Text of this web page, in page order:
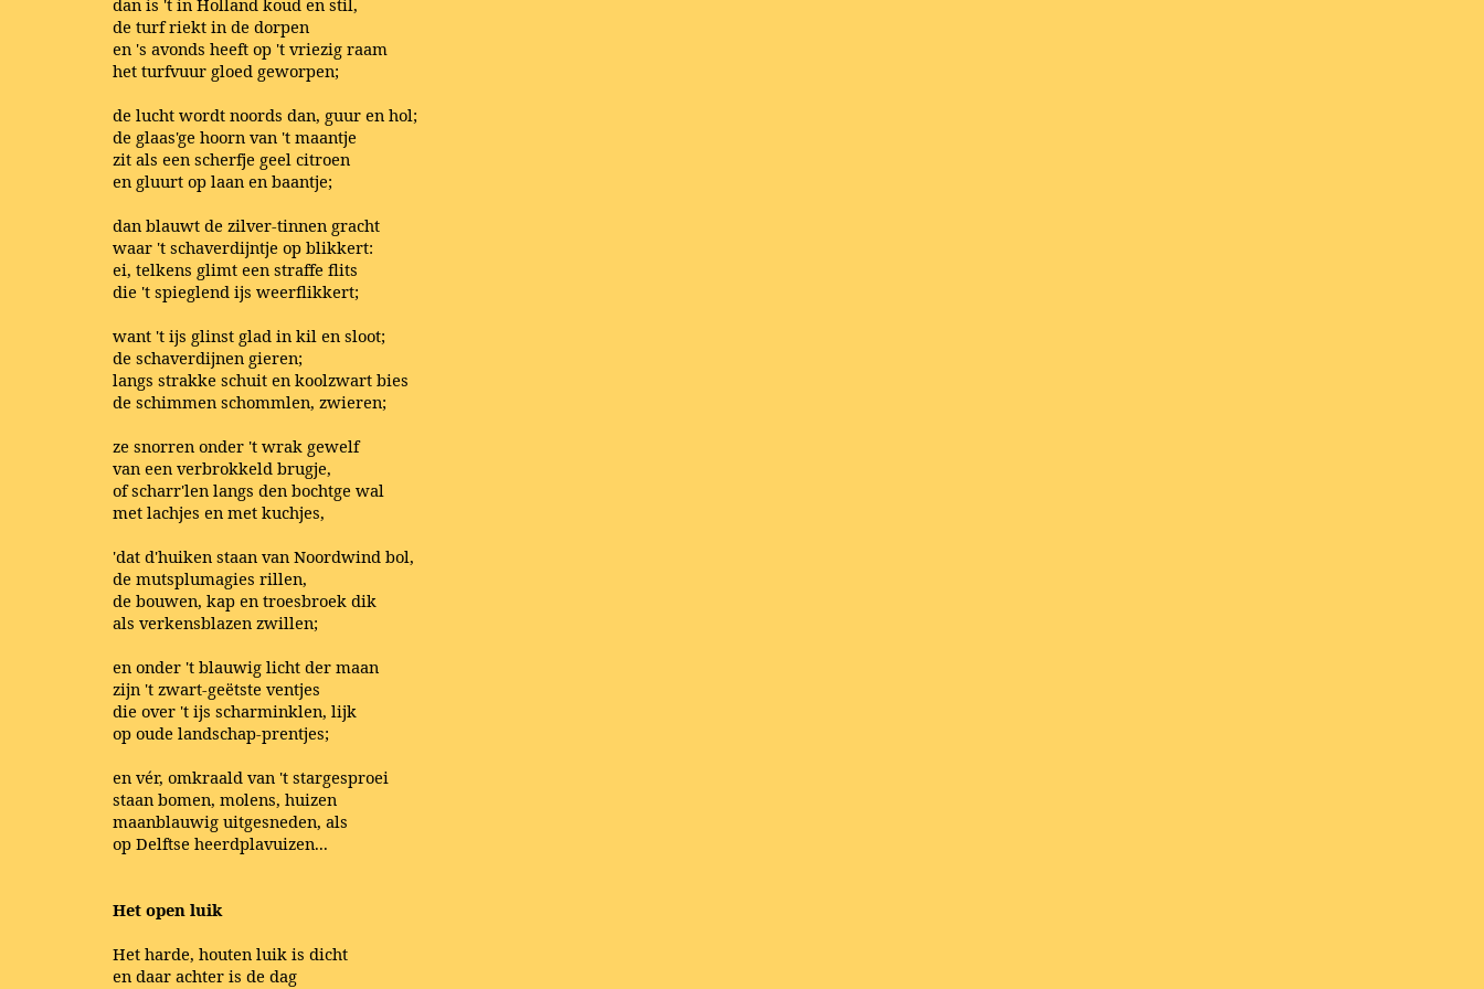
dan is 't in Holland koud en stil,
de turf riekt in de dorpen
en 's avonds heeft op 't vriezig raam
het turfvuur gloed geworpen;
de lucht wordt noords dan, guur en hol;
de glaas'ge hoorn van 't maantje
zit als een scherfje geel citroen
en gluurt op laan en baantje;
dan blauwt de zilver-tinnen gracht
waar 't schaverdijntje op blikkert:
ei, telkens glimt een straffe flits
die 't spieglend ijs weerflikkert;
want 't ijs glinst glad in kil en sloot;
de schaverdijnen gieren;
langs strakke schuit en koolzwart bies
de schimmen schommlen, zwieren;
ze snorren onder 't wrak gewelf
van een verbrokkeld brugje,
of scharr'len langs den bochtge wal
met lachjes en met kuchjes,
'dat d'huiken staan van Noordwind bol,
de mutsplumagies rillen,
de bouwen, kap en troesbroek dik
als verkensblazen zwillen;
en onder 't blauwig licht der maan
zijn 't zwart-geëtste ventjes
die over 't ijs scharminklen, lijk
op oude landschap-prentjes;
en vér, omkraald van 't stargesproei
staan bomen, molens, huizen
maanblauwig uitgesneden, als
op Delftse heerdplavuizen...
Het open luik
Het harde, houten luik is dicht
en daar achter is de dag